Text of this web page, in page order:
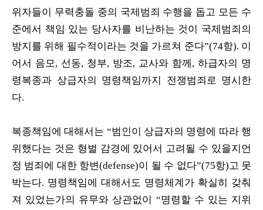
위자들이 무력충돌 중의 국제범죄 수행을 돕고 모든 수
준에서 책임 있는 당사자를 비난하는 것이 국제범죄의
방지를 위해 필수적이라는 것을 가르쳐 준다”(74항). 이
어서 음모, 선동, 청부, 방조, 교사와 함께, 하급자의 명
령복종과 상급자의 명령책임까지 전쟁범죄로 명시한
다.
복종책임에 대해서는 “범인이 상급자의 명령에 따라 행
위했다는 것은 형벌 감경에 있어서 고려될 수 있을지언
정 범죄에 대한 항변(defense)이 될 수 없다”(75항)고 못
박는다. 명령책임에 대해서도 명령체계가 확실히 갖춰
져 있었는가의 유무와 상관없이 “명령할 수 있는 지위